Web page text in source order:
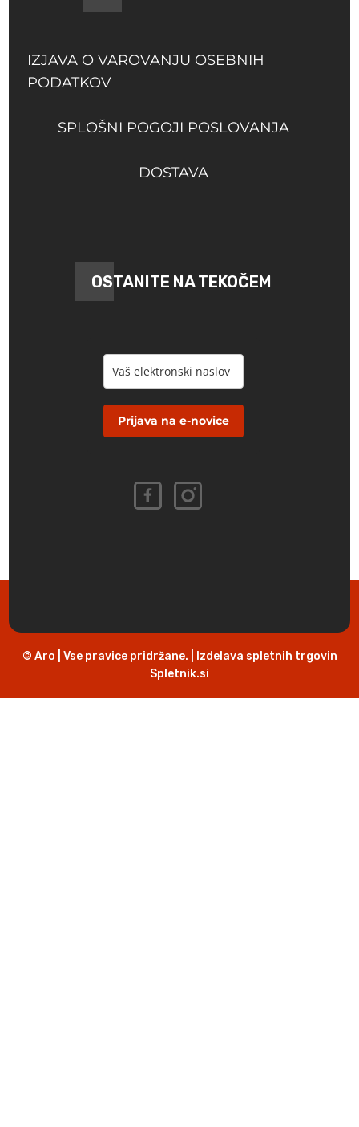
IZJAVA O VAROVANJU OSEBNIH
PODATKOV
SPLOŠNI POGOJI POSLOVANJA
DOSTAVA
OSTANITE NA TEKOČEM
Prijava na e-novice
© Aro | Vse pravice pridržane. | Izdelava spletnih trgovin
Spletnik.si